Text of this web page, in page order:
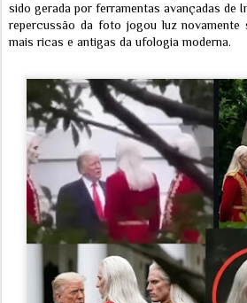
sido gerada por ferramentas avançadas de
repercussão da foto jogou luz novamente
mais ricas e antigas da ufologia moderna.